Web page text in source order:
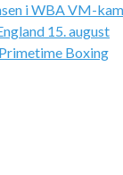
i WBA VM-
15. august
Boxing